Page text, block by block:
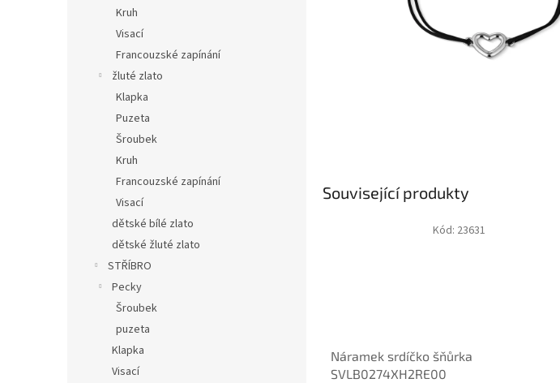
Kruh
Visací
Francouzské zapínání
žluté zlato
Klapka
Puzeta
Šroubek
Kruh
Francouzské zapínání
Visací
dětské bílé zlato
dětské žluté zlato
STŘÍBRO
Pecky
Šroubek
puzeta
Klapka
Visací
Související produkty
Náramek srdíčko šňůrka
SVLB0274XH2RE00
Kód: 23631